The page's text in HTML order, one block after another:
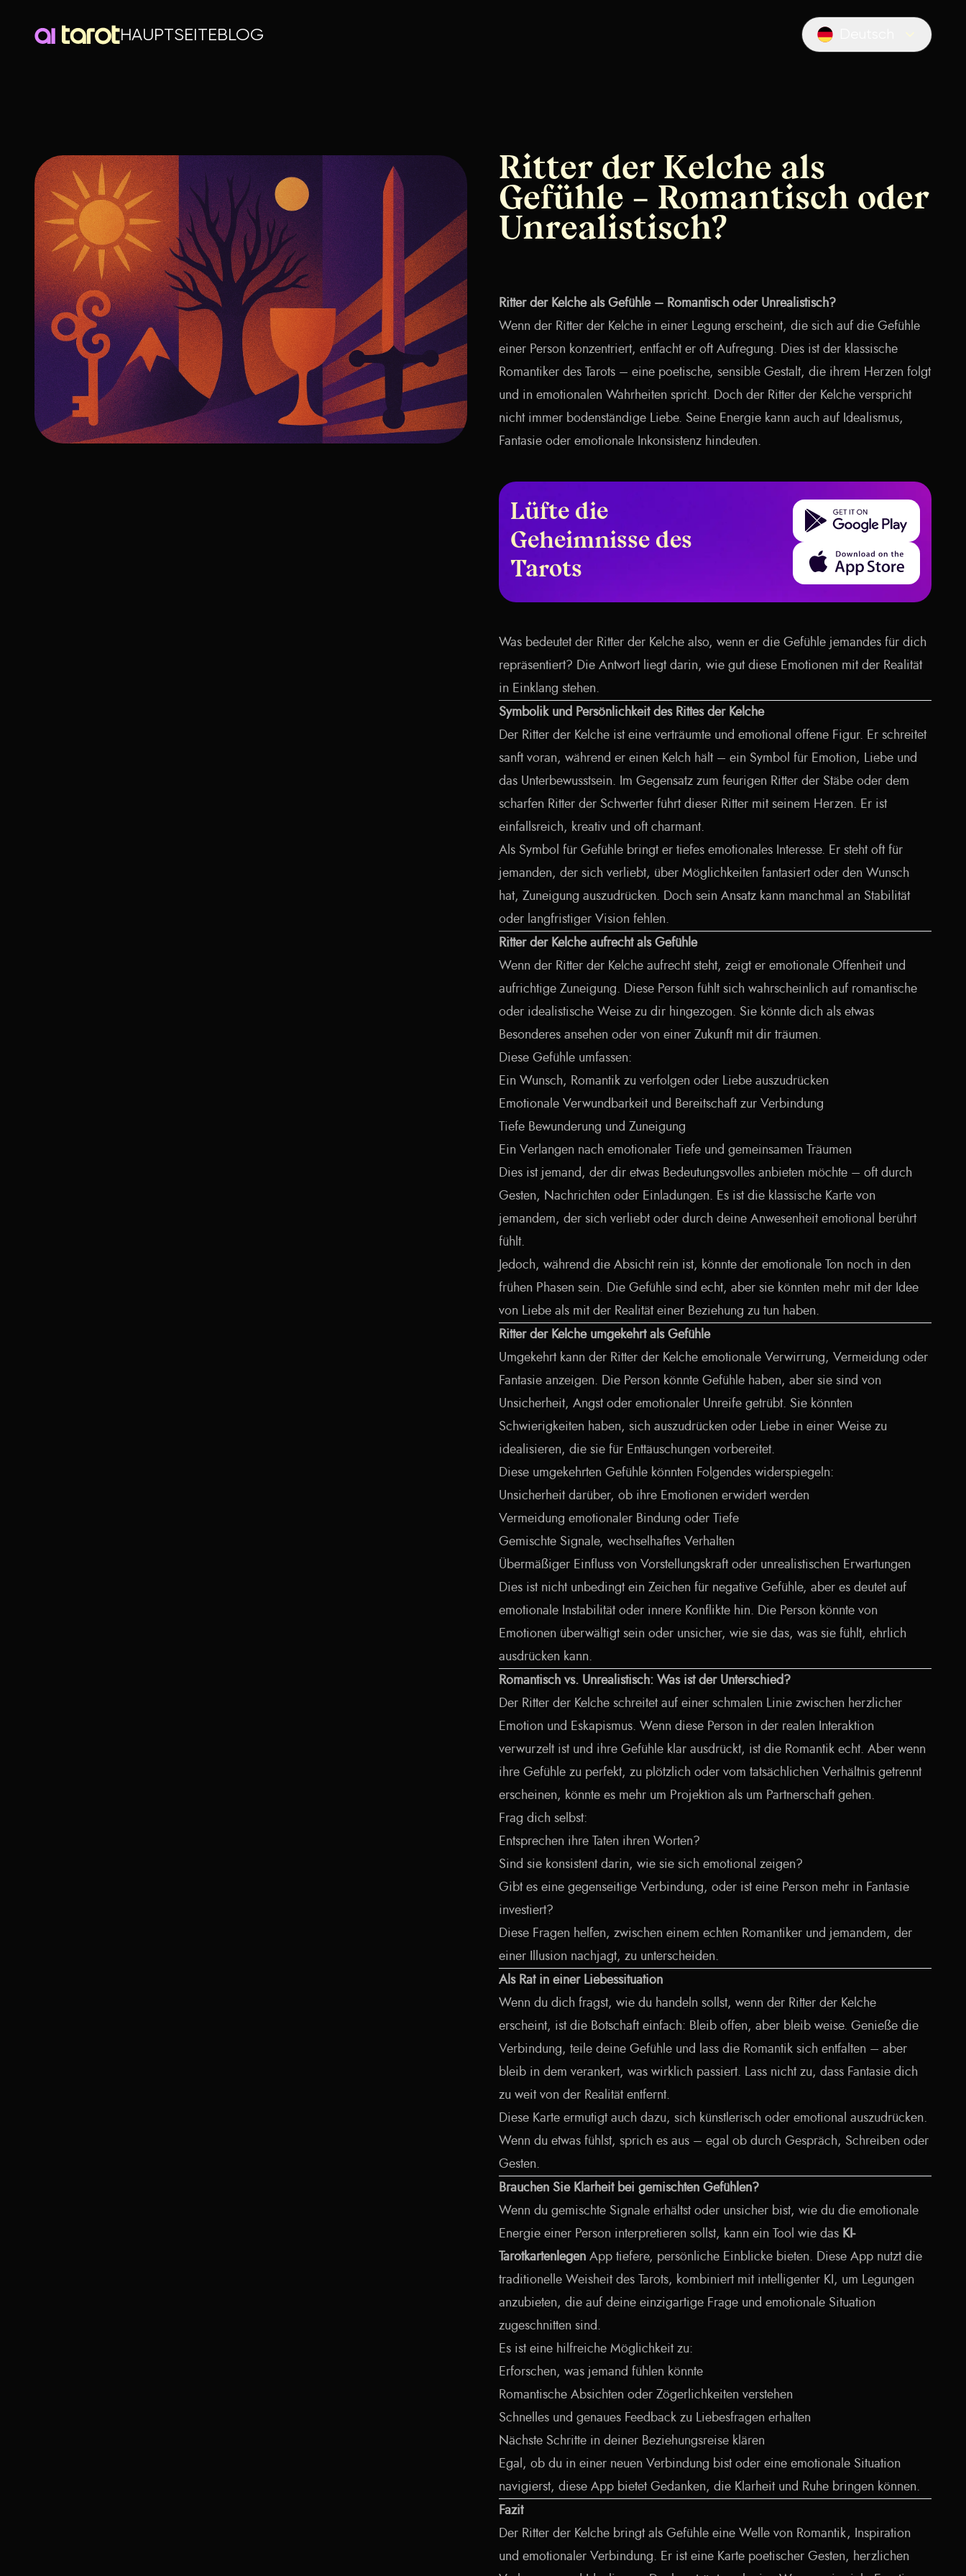
HAUPTSEITEBLOG Locale switcher
Ritter der Kelche als
Gefühle – Romantisch oder
Unrealistisch?
Ritter der Kelche als Gefühle – Romantisch oder Unrealistisch?
Wenn der Ritter der Kelche in einer Legung erscheint, die sich auf die Gefühle
einer Person konzentriert, entfacht er oft Aufregung. Dies ist der klassische
Romantiker des Tarots – eine poetische, sensible Gestalt, die ihrem Herzen folgt
und in emotionalen Wahrheiten spricht. Doch der Ritter der Kelche verspricht
nicht immer bodenständige Liebe. Seine Energie kann auch auf Idealismus,
Fantasie oder emotionale Inkonsistenz hindeuten.
Lüfte die
Geheimnisse des
Tarots
Get it on Google Play
Download on the App Store
Was bedeutet der Ritter der Kelche also, wenn er die Gefühle jemandes für dich
repräsentiert? Die Antwort liegt darin, wie gut diese Emotionen mit der Realität
in Einklang stehen.
Symbolik und Persönlichkeit des Rittes der Kelche
Der Ritter der Kelche ist eine verträumte und emotional offene Figur. Er schreitet
sanft voran, während er einen Kelch hält – ein Symbol für Emotion, Liebe und
das Unterbewusstsein. Im Gegensatz zum feurigen Ritter der Stäbe oder dem
scharfen Ritter der Schwerter führt dieser Ritter mit seinem Herzen. Er ist
einfallsreich, kreativ und oft charmant.
Als Symbol für Gefühle bringt er tiefes emotionales Interesse. Er steht oft für
jemanden, der sich verliebt, über Möglichkeiten fantasiert oder den Wunsch
hat, Zuneigung auszudrücken. Doch sein Ansatz kann manchmal an Stabilität
oder langfristiger Vision fehlen.
Ritter der Kelche aufrecht als Gefühle
Wenn der Ritter der Kelche aufrecht steht, zeigt er emotionale Offenheit und
aufrichtige Zuneigung. Diese Person fühlt sich wahrscheinlich auf romantische
oder idealistische Weise zu dir hingezogen. Sie könnte dich als etwas
Besonderes ansehen oder von einer Zukunft mit dir träumen.
Diese Gefühle umfassen:
Ein Wunsch, Romantik zu verfolgen oder Liebe auszudrücken
Emotionale Verwundbarkeit und Bereitschaft zur Verbindung
Tiefe Bewunderung und Zuneigung
Ein Verlangen nach emotionaler Tiefe und gemeinsamen Träumen
Dies ist jemand, der dir etwas Bedeutungsvolles anbieten möchte – oft durch
Gesten, Nachrichten oder Einladungen. Es ist die klassische Karte von
jemandem, der sich verliebt oder durch deine Anwesenheit emotional berührt
fühlt.
Jedoch, während die Absicht rein ist, könnte der emotionale Ton noch in den
frühen Phasen sein. Die Gefühle sind echt, aber sie könnten mehr mit der Idee
von Liebe als mit der Realität einer Beziehung zu tun haben.
Ritter der Kelche umgekehrt als Gefühle
Umgekehrt kann der Ritter der Kelche emotionale Verwirrung, Vermeidung oder
Fantasie anzeigen. Die Person könnte Gefühle haben, aber sie sind von
Unsicherheit, Angst oder emotionaler Unreife getrübt. Sie könnten
Schwierigkeiten haben, sich auszudrücken oder Liebe in einer Weise zu
idealisieren, die sie für Enttäuschungen vorbereitet.
Diese umgekehrten Gefühle könnten Folgendes widerspiegeln:
Unsicherheit darüber, ob ihre Emotionen erwidert werden
Vermeidung emotionaler Bindung oder Tiefe
Gemischte Signale, wechselhaftes Verhalten
Übermäßiger Einfluss von Vorstellungskraft oder unrealistischen Erwartungen
Dies ist nicht unbedingt ein Zeichen für negative Gefühle, aber es deutet auf
emotionale Instabilität oder innere Konflikte hin. Die Person könnte von
Emotionen überwältigt sein oder unsicher, wie sie das, was sie fühlt, ehrlich
ausdrücken kann.
Romantisch vs. Unrealistisch: Was ist der Unterschied?
Der Ritter der Kelche schreitet auf einer schmalen Linie zwischen herzlicher
Emotion und Eskapismus. Wenn diese Person in der realen Interaktion
verwurzelt ist und ihre Gefühle klar ausdrückt, ist die Romantik echt. Aber wenn
ihre Gefühle zu perfekt, zu plötzlich oder vom tatsächlichen Verhältnis getrennt
erscheinen, könnte es mehr um Projektion als um Partnerschaft gehen.
Frag dich selbst:
Entsprechen ihre Taten ihren Worten?
Sind sie konsistent darin, wie sie sich emotional zeigen?
Gibt es eine gegenseitige Verbindung, oder ist eine Person mehr in Fantasie
investiert?
Diese Fragen helfen, zwischen einem echten Romantiker und jemandem, der
einer Illusion nachjagt, zu unterscheiden.
Als Rat in einer Liebessituation
Wenn du dich fragst, wie du handeln sollst, wenn der Ritter der Kelche
erscheint, ist die Botschaft einfach: Bleib offen, aber bleib weise. Genieße die
Verbindung, teile deine Gefühle und lass die Romantik sich entfalten – aber
bleib in dem verankert, was wirklich passiert. Lass nicht zu, dass Fantasie dich
zu weit von der Realität entfernt.
Diese Karte ermutigt auch dazu, sich künstlerisch oder emotional auszudrücken.
Wenn du etwas fühlst, sprich es aus – egal ob durch Gespräch, Schreiben oder
Gesten.
Brauchen Sie Klarheit bei gemischten Gefühlen?
Wenn du gemischte Signale erhältst oder unsicher bist, wie du die emotionale
Energie einer Person interpretieren sollst, kann ein Tool wie das KI-
Tarotkartenlegen App tiefere, persönliche Einblicke bieten. Diese App nutzt die
traditionelle Weisheit des Tarots, kombiniert mit intelligenter KI, um Legungen
anzubieten, die auf deine einzigartige Frage und emotionale Situation
zugeschnitten sind.
Es ist eine hilfreiche Möglichkeit zu:
Erforschen, was jemand fühlen könnte
Romantische Absichten oder Zögerlichkeiten verstehen
Schnelles und genaues Feedback zu Liebesfragen erhalten
Nächste Schritte in deiner Beziehungsreise klären
Egal, ob du in einer neuen Verbindung bist oder eine emotionale Situation
navigierst, diese App bietet Gedanken, die Klarheit und Ruhe bringen können.
Fazit
Der Ritter der Kelche bringt als Gefühle eine Welle von Romantik, Inspiration
und emotionaler Verbindung. Er ist eine Karte poetischer Gesten, herzlichen